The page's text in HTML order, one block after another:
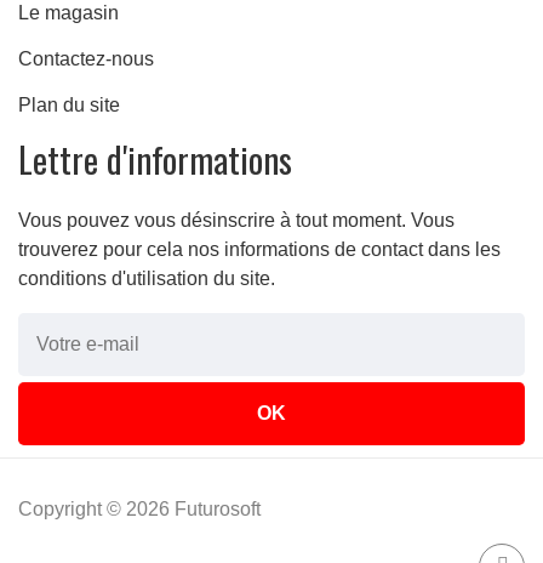
Le magasin
Contactez-nous
Plan du site
Lettre d'informations
Vous pouvez vous désinscrire à tout moment. Vous
trouverez pour cela nos informations de contact dans les
conditions d'utilisation du site.
Copyright © 2026 Futurosoft